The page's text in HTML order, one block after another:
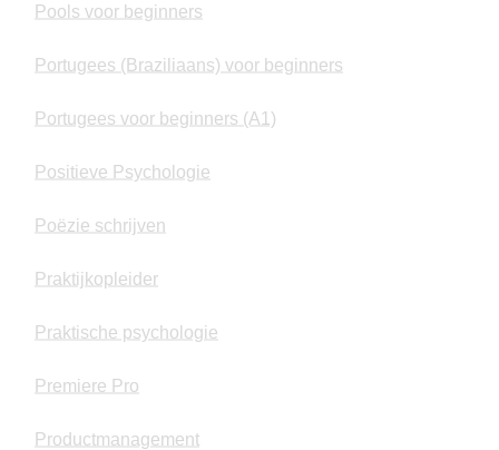
Pools voor beginners
Portugees (Braziliaans) voor beginners
Portugees voor beginners (A1)
Positieve Psychologie
Poëzie schrijven
Praktijkopleider
Praktische psychologie
Premiere Pro
Productmanagement